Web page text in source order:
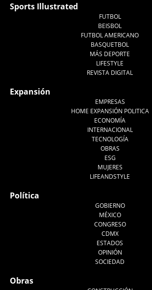
Sports Illustrated
FUTBOL
BEISBOL
FUTBOL AMERICANO
BASQUETBOL
MÁS DEPORTE
LIFESTYLE
REVISTA DIGITAL
Expansión
EMPRESAS
HOME EXPANSIÓN POLITICA
ECONOMÍA
INTERNACIONAL
TECNOLOGÍA
OBRAS
ESG
MUJERES
LIFEANDSTYLE
Política
GOBIERNO
MÉXICO
CONGRESO
CDMX
ESTADOS
OPINIÓN
SOCIEDAD
Obras